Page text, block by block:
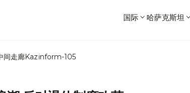
国际 哈萨克斯坦
间走廊Kazinform-105